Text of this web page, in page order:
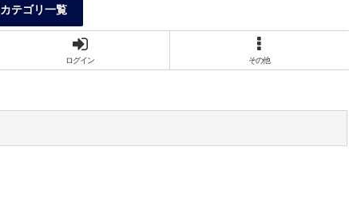
カテゴリ一覧
ログイン その他